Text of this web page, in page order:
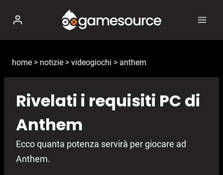
contenuto
home > notizie > videogiochi > anthem
Rivelati i requisiti PC di
Anthem
Ecco quanta potenza servirà per giocare ad
Anthem.